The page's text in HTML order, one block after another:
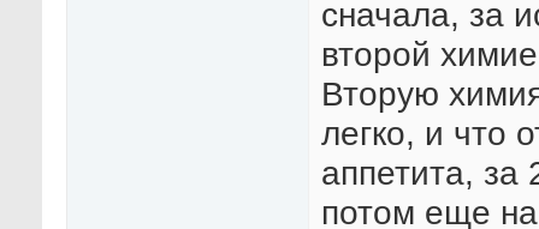
сначала, за
второй
Вторую
легко, и что
аппетита, за
потом еще